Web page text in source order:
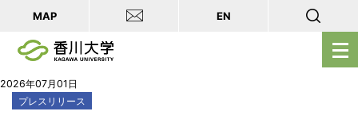
メ
ニ
MAP EN
2026年07月01日
プレスリリース